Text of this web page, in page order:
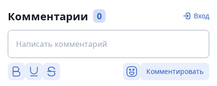
Комментарии 0 Вход
Комментировать